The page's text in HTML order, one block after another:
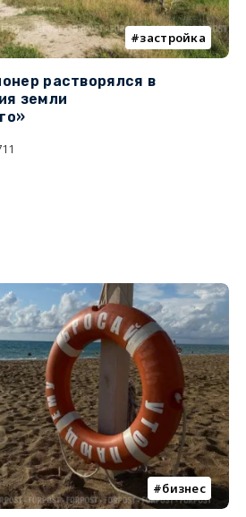
застройка
растворялся в
земли
бизнес